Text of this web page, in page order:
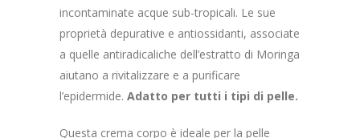
incontaminate acque sub-tropicali. Le sue
proprietà depurative e antiossidanti, associate
a quelle antiradicaliche dell’estratto di Moringa
aiutano a rivitalizzare e a purificare
l’epidermide. Adatto per tutti i tipi di pelle.
Questa crema corpo è ideale per la pelle